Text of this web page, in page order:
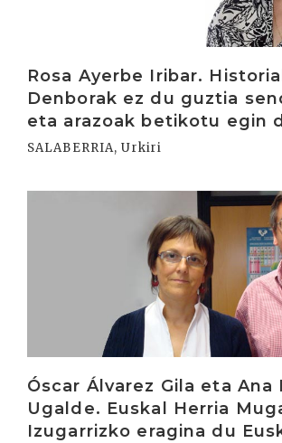
Rosa Ayerbe Iribar.
Denborak ez du guztia
eta arazoak betikotu egin
SALABERRIA, Urkiri
Óscar Álvarez Gila eta Ana
Ugalde. Euskal Herria
Izugarrizko eragina du